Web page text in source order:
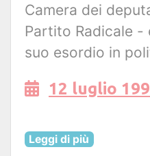
Camera dei
Partito Radicale -
suo esordio in
12 luglio
Leggi di più